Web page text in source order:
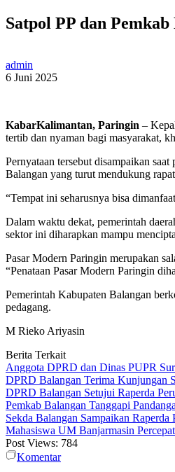
Satpol PP dan
admin
6 Juni 2025
KabarKalimantan, Paringin –
tertib dan nyaman bagi masyarakat,
Pernyataan tersebut disampaikan
Balangan yang turut mendukung
“Tempat ini seharusnya bisa
Dalam waktu dekat, pemerintah
sektor ini diharapkan mampu
Pasar Modern Paringin merupakan
“Penataan Pasar Modern Paringin
Pemerintah Kabupaten Balangan
pedagang.
M Rieko Ariyasin
Berita Terkait
Anggota DPRD dan Dinas PUPR
DPRD Balangan Terima Kunjungan
DPRD Balangan Setujui Raperda
Pemkab Balangan Tanggapi
Sekda Balangan Sampaikan
Mahasiswa UM Banjarmasin
Post Views: 784
Komentar